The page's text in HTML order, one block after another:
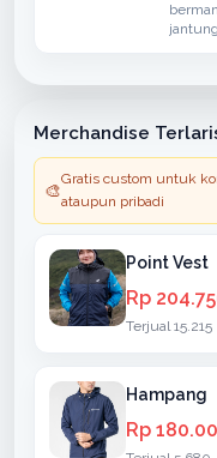
Merchandise
🎨
Gratis custom untuk
ataupun pribadi
Point Vest
Rp
Terjual 15.215
Hampang
Rp